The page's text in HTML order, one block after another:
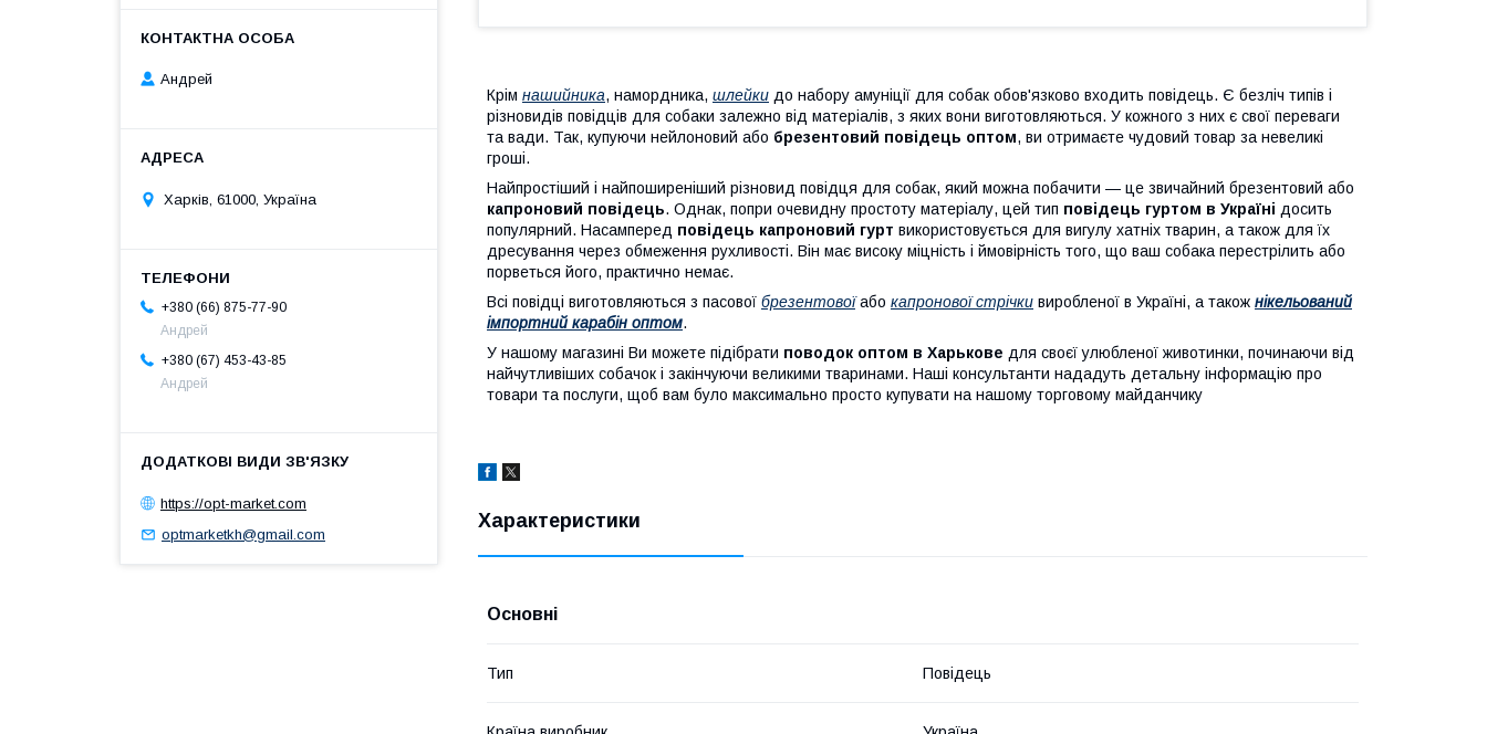
Крім нашийника, намордника, шлейки до набору амуніції для собак обов'язково входить повідець. Є безліч типів і
різновидів повідців для собаки залежно від матеріалів, з яких вони виготовляються. У кожного з них є свої переваги
та вади. Так, купуючи нейлоновий або брезентовий повідець оптом, ви отримаєте чудовий товар за невеликі
гроші.
Найпростіший і найпоширеніший різновид повідця для собак, який можна побачити — це звичайний брезентовий або
капроновий повідець. Однак, попри очевидну простоту матеріалу, цей тип повідець гуртом в Україні досить
популярний. Насамперед повідець капроновий гурт використовується для вигулу хатніх тварин, а також для їх
дресування через обмеження рухливості. Він має високу міцність і ймовірність того, що ваш собака перестрілить або
порветься його, практично немає.
Всі повідці виготовляються з пасової брезентовоїабо капронової стрічки виробленої в Україні, а також нікельований
імпортний карабін оптом.
У нашому магазині Ви можете підібрати поводок оптом в Харькове для своєї улюбленої животинки, починаючи від
найчутливіших собачок і закінчуючи великими тваринами. Наші консультанти нададуть детальну інформацію про
товари та послуги, щоб вам було максимально просто купувати на нашому торговому майданчику
Характеристики
Основні
Тип Повідець
Андрей
Харків, 61000, Україна
+380 (66) 875-77-90
Андрей
+380 (67) 453-43-85
Андрей
https://opt-market.com
optmarketkh@gmail.com